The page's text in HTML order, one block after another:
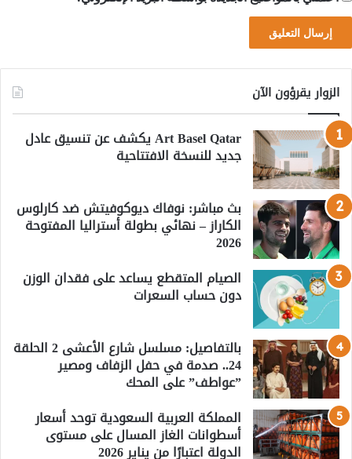
الزوار يقرؤون الآن
Art Basel Qatar يكشف عن تنسيق عادل
جديد للنسخة الافتتاحية
بث مباشر: نوفاك ديوكوفيتش ضد كارلوس
الكاراز – نهائي بطولة أستراليا المفتوحة
2026
الصيام المتقطع يساعد على فقدان الوزن
دون حساب السعرات
بالتفاصيل: مسلسل شارع الأعشى 2 الحلقة
24.. صدمة في حفل الزفاف ومصير
”عواطف” على المحك
المملكة العربية السعودية توحد أسعار
أسطوانات الغاز المسال على مستوى
الدولة اعتبارًا من يناير 2026